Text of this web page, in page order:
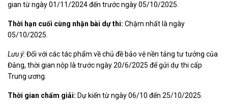
gian từ ngày 01/11/2024 đến trước ngày 05/10/2025.
Thời hạn cuối cùng nhận bài dự thi: Chậm nhất là ngày
05/10/2025.
Lưu ý:Đối với các tác phẩm về chủ đề bảo vệ nền tảng tư tưởng của
Đảng, thời gian nộp là trước ngày 20/6/2025 để gửi dự thi cấp
Trung ương.
Thời gian chấm giải: Dự kiến từ ngày 06/10 đến 25/10/2025.